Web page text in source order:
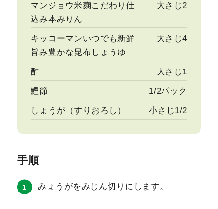
マンジョウ米麹こだわり仕
込み本みりん
大さじ2
キッコーマンいつでも新鮮
旨み豊かな昆布しょうゆ
大さじ4
酢 大さじ1
鰹節 1/2パック
しょうが（すりおろし） 小さじ1/2
手順
みょうがをみじん切りにします。